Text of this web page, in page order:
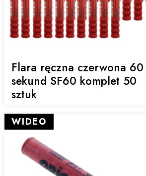
Flara ręczna czerwona 60
sekund SF60 komplet 50
sztuk
WIDEO